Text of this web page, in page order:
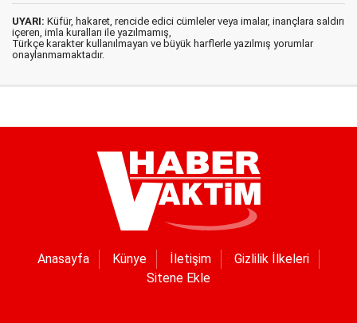
UYARI: Küfür, hakaret, rencide edici cümleler veya imalar, inançlara saldırı
içeren, imla kuralları ile yazılmamış,
Türkçe karakter kullanılmayan ve büyük harflerle yazılmış yorumlar
onaylanmamaktadır.
Anasayfa Künye İletişim
Gizlilik İlkeleri
Sitene Ekle